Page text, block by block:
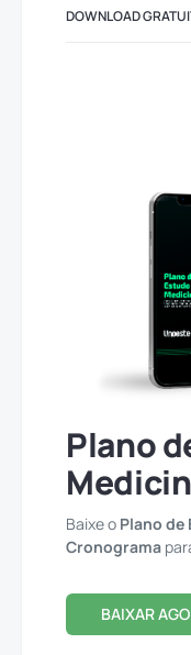
DOWNLOAD
Plano
Baixe o Plano de
Cronograma
BAIXAR